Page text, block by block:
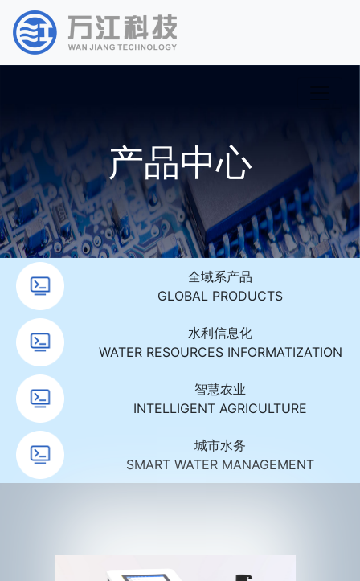
产品中心
全域系产品
GLOBAL PRODUCTS
水利信息化
WATER RESOURCES INFORMATIZATION
智慧农业
INTELLIGENT AGRICULTURE
城市水务
SMART WATER MANAGEMENT